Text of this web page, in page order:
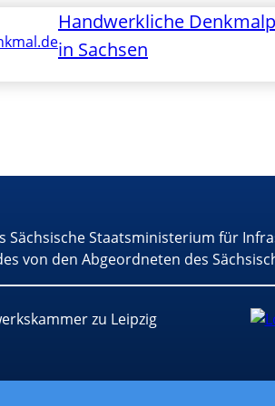
Handwerkliche
in Sachsen
Sächsische Staatsministerium für
von den Abgeordneten des